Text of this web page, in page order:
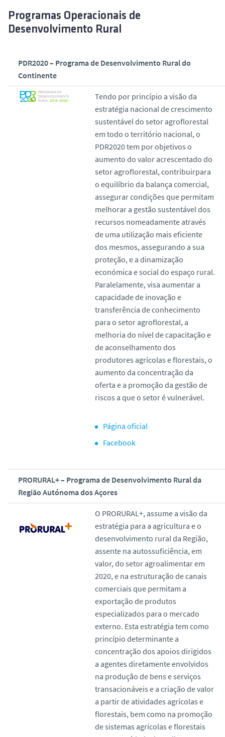
Programas Operacionais de
Desenvolvimento Rural
PDR2020 – Programa de Desenvolvimento Rural do
Continente
Tendo por princípio a visão da
estratégia nacional de crescimento
sustentável do setor agroflorestal
em todo o território nacional, o
PDR2020 tem por objetivos o
aumento do valor acrescentado do
setor agroflorestal, contribuirpara
o equilíbrio da balança comercial,
assegurar condições que permitam
melhorar a gestão sustentável dos
recursos nomeadamente através
de uma utilização mais eficiente
dos mesmos, assegurando a sua
proteção, e a dinamização
económica e social do espaço rural.
Paralelamente, visa aumentar a
capacidade de inovação e
transferência de conhecimento
para o setor agroflorestal, a
melhoria do nível de capacitação e
de aconselhamento dos
produtores agrícolas e florestais, o
aumento da concentração da
oferta e a promoção da gestão de
riscos a que o setor é vulnerável.
Página oficial
Facebook
PRORURAL+ – Programa de Desenvolvimento Rural da
Região Autónoma dos Açores
O PRORURAL+, assume a visão da
estratégia para a agricultura e o
desenvolvimento rural da Região,
assente na autossuficiência, em
valor, do setor agroalimentar em
2020, e na estruturação de canais
comerciais que permitam a
exportação de produtos
especializados para o mercado
externo. Esta estratégia tem como
princípio determinante a
concentração dos apoios dirigidos
a agentes diretamente envolvidos
na produção de bens e serviços
transacionáveis e a criação de valor
a partir de atividades agrícolas e
florestais, bem como na promoção
de sistemas agrícolas e florestais